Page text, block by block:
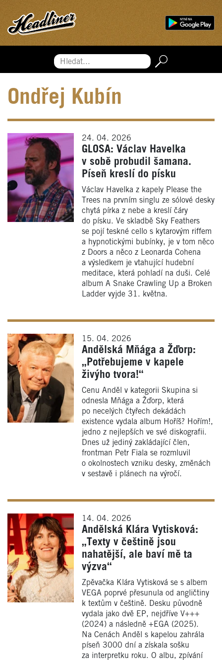
Hledat...
Ondřej Kubín
24. 04. 2026
GLOSA: Václav Havelka
v sobě probudil šamana.
Píseň kreslí do písku
Václav Havelka z kapely Please the
Trees na prvním singlu ze sólové desky
chytá pírka z nebe a kreslí čáry
do písku. Ve skladbě Sky Feathers
se pojí teskné cello s kytarovým riffem
a hypnotickými bubínky, je v tom něco
z Doors a něco z Leonarda Cohena
a výsledkem je vtahující hudební
meditace, která pohladí na duši. Celé
album A Snake Crawling Up a Broken
Ladder vyjde 31. května.
15. 04. 2026
Andělská Mňága a Žďorp:
„Potřebujeme v kapele
živýho tvora!“
Cenu Anděl v kategorii Skupina si
odnesla Mňága a Žďorp, která
po necelých čtyřech dekádách
existence vydala album Hoříš? Hořím!,
jedno z nejlepších ve své diskografii.
Dnes už jediný zakládající člen,
frontman Petr Fiala se rozmluvil
o okolnostech vzniku desky, změnách
v sestavě i plánech na výročí.
14. 04. 2026
Andělská Klára Vytisková:
„Texty v češtině jsou
nahatější, ale baví mě ta
výzva“
Zpěvačka Klára Vytisková se s albem
VEGA poprvé přesunula od angličtiny
k textům v češtině. Desku původně
vydala jako dvě EP, nejdříve V+++
(2024) a následně +EGA (2025).
Na Cenách Anděl s kapelou zahrála
píseň 3000 dní a získala sošku
za interpretku roku. O albu, zpívání